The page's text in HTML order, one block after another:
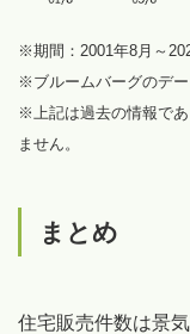
※期間：2001年8月～
※ブルームバーグのデ
※上記は過去の情報で
ません。
まとめ
住宅販売件数は景